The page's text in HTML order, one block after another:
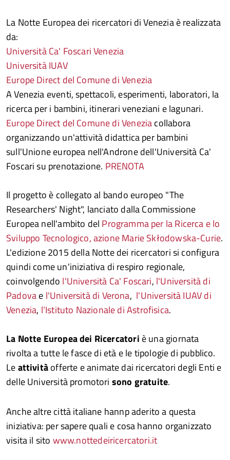
La Notte Europea dei ricercatori di Venezia è realizzata
da:
Università Ca' Foscari Venezia
Università IUAV
Europe Direct del Comune di Venezia
A Venezia eventi, spettacoli, esperimenti, laboratori, la
ricerca per i bambini, itinerari veneziani e lagunari.
Europe Direct del Comune di Veneziacollabora
organizzando un'attività didattica per bambini
sull'Unione europea nell'Androne dell'Università Ca'
Foscari su prenotazione. PRENOTA
Il progetto è collegato al bando europeo "The
Researchers' Night", lanciato dalla Commissione
Europea nell'ambito del Programma per la Ricerca e lo
Sviluppo Tecnologico, azione Marie Skłodowska-Curie.
L'edizione 2015 della Notte dei ricercatori si configura
quindi come un'iniziativa di respiro regionale,
coinvolgendo l'Università Ca' Foscari, l'Università di
Padovae l'Università di Verona, l'Università IUAV di
Venezia, l’Istituto Nazionale di Astrofisica.
La Notte Europea dei Ricercatori è una giornata
rivolta a tutte le fasce di età e le tipologie di pubblico.
Leattivitàofferte e animate dai ricercatori degli Enti e
delle Università promotori sono gratuite.
Anche altre città italiane hannp aderito a questa
iniziativa: per sapere quali e cosa hanno organizzato
visita il sito www.nottedeiricercatori.it